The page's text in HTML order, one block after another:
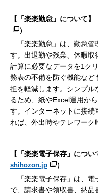
【「楽楽勤怠」について】
）
「楽楽勤怠」は、勤怠管
す。出退勤や残業、休暇
計算に必要なデータを1ク
務表の不備を防ぐ機能など
担を軽減します。シンプル
るため、紙やExcel運用か
す。インターネットに接続
れば、外出時やテレワーク
【「楽楽電子保存」につい
shihozon.jp
）
「楽楽電子保存」は、電
で、請求書や領収書、納